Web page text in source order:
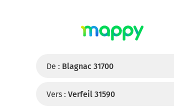
De : Blagnac 31700
Vers : Verfeil 31590